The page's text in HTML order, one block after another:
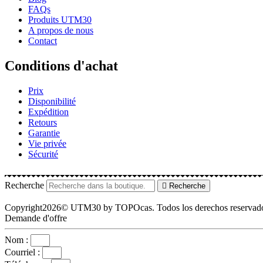
FAQs
Produits UTM30
A propos de nous
Contact
Conditions d'achat
Prix
Disponibilité
Expédition
Retours
Garantie
Vie privée
Sécurité
Recherche Recherche
Copyright2026© UTM30 by TOPOcas. Todos los derechos
Demande d'offre
Nom :
Courriel :